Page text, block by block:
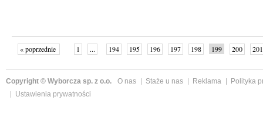
« poprzednie 1 ... 194 195 196 197 198 199 200
201
Copyright © Wyborcza sp. z o.o. O nas Staże u nas Reklama
Polityka
Ustawienia prywatności